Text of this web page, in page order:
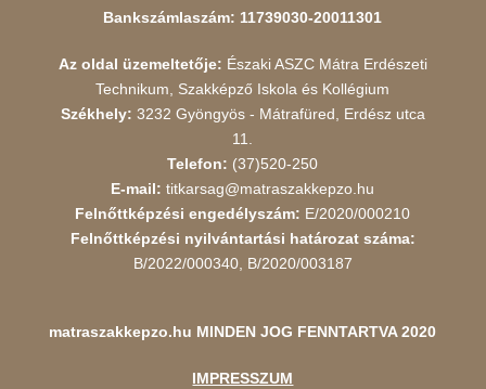
Bankszámlaszám: 11739030-20011301
Az oldal üzemeltetője: Északi ASZC Mátra Erdészeti
Technikum, Szakképző Iskola és Kollégium
Székhely: 3232 Gyöngyös - Mátrafüred, Erdész utca
11.
Telefon: (37)520-250
E-mail: titkarsag@matraszakkepzo.hu
Felnőttképzési engedélyszám: E/2020/000210
Felnőttképzési nyilvántartási határozat száma:
B/2022/000340, B/2020/003187
matraszakkepzo.hu MINDEN JOG FENNTARTVA 2020
IMPRESSZUM